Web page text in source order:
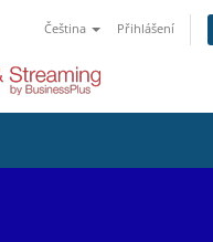
Čeština Přihlášení